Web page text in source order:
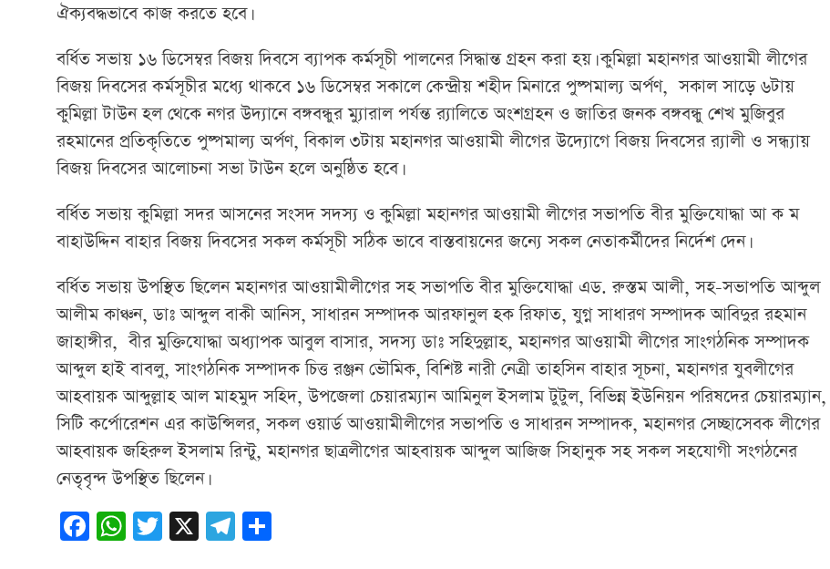
ঐক্যবদ্ধভাবে কাজ করতে হবে।
বর্ধিত সভায় ১৬ ডিসেম্বর বিজয় দিবসে ব্যাপক কর্মসূচী পালনের সিদ্ধান্ত গ্রহন করা হয়। কুমিল্লা মহানগর আওয়ামী লীগের
বিজয় দিবসের কর্মসূচীর মধ্যে থাকবে ১৬ ডিসেম্বর সকালে কেন্দ্রীয় শহীদ মিনারে পুষ্পমাল্য অর্পণ, সকাল সাড়ে ৬টায়
কুমিল্লা টাউন হল থেকে নগর উদ্যানে বঙ্গবন্ধুর ম্যুারাল পর্যন্ত র‌্যালিতে অংশগ্রহন ও জাতির জনক বঙ্গবন্ধু শেখ মুজিবুর
রহমানের প্রতিকৃতিতে পুষ্পমাল্য অর্পণ, বিকাল ৩টায় মহানগর আওয়ামী লীগের উদ্যোগে বিজয় দিবসের র‌্যালী ও সন্ধ্যায়
বিজয় দিবসের আলোচনা সভা টাউন হলে অনুষ্ঠিত হবে।
বর্ধিত সভায় কুমিল্লা সদর আসনের সংসদ সদস্য ও কুমিল্লা মহানগর আওয়ামী লীগের সভাপতি বীর মুক্তিযোদ্ধা আ ক ম
বাহাউদ্দিন বাহার বিজয় দিবসের সকল কর্মসূচী সঠিক ভাবে বাস্তবায়নের জন্যে সকল নেতাকর্মীদের নির্দেশ দেন।
বর্ধিত সভায় উপস্থিত ছিলেন মহানগর আওয়ামীলীগের সহ সভাপতি বীর মুক্তিযোদ্ধা এড. রুস্তম আলী, সহ-সভাপতি আব্দুল
আলীম কাঞ্চন, ডাঃ আব্দুল বাকী আনিস, সাধারন সম্পাদক আরফানুল হক রিফাত, যুগ্ন সাধারণ সম্পাদক আবিদুর রহমান
জাহাঙ্গীর, বীর মুক্তিযোদ্ধা অধ্যাপক আবুল বাসার, সদস্য ডাঃ সহিদুল্লাহ, মহানগর আওয়ামী লীগের সাংগঠনিক সম্পাদক
আব্দুল হাই বাবলু, সাংগঠনিক সম্পাদক চিত্ত রঞ্জন ভৌমিক, বিশিষ্ট নারী নেত্রী তাহসিন বাহার সূচনা, মহানগর যুবলীগের
আহবায়ক আব্দুল্লাহ আল মাহমুদ সহিদ, উপজেলা চেয়ারম্যান আমিনুল ইসলাম টুটুল, বিভিন্ন ইউনিয়ন পরিষদের চেয়ারম্যান,
সিটি কর্পোরেশন এর কাউন্সিলর, সকল ওয়ার্ড আওয়ামীলীগের সভাপতি ও সাধারন সম্পাদক, মহানগর সেচ্ছাসেবক লীগের
আহবায়ক জহিরুল ইসলাম রিন্টু, মহানগর ছাত্রলীগের আহবায়ক আব্দুল আজিজ সিহানুক সহ সকল সহযোগী সংগঠনের
নেতৃবৃন্দ উপস্থিত ছিলেন।
Facebook
WhatsApp
Twitter
X Telegram